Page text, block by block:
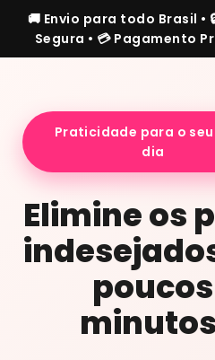
🚚 Envio para todo Brasil •
Segura • 💳 Pagamento
Praticidade para o
dia
Elimine os
poucos